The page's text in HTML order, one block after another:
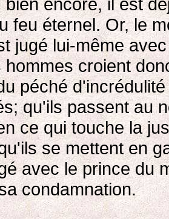
feu éternel. Or, le
jugé lui-même
hommes croient
péché
qu'ils passent au
ce qui touche la
se mettent en
avec le prince du
condamnation.